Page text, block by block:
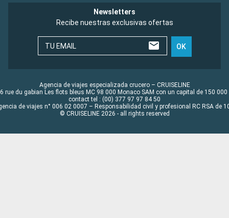
Newsletters
Recibe nuestras exclusivas ofertas
TU EMAIL OK
Agencia de viajes especializada crucero – CRUISELINE
rue du gabian Les flots bleus MC 98 000 Monaco SAM con un capital de 150 000
contact tel : (00) 377 97 97 84 50
de viajes n° 006 02 0007 – Responsabilidad civil y profesional RC RSA de
© CRUISELINE 2026 - all rights reserved